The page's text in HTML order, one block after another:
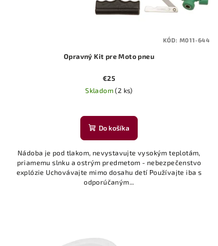
Opravný Kit pre Moto pneu
€25
Skladom(2 ks)
Do košíka
Nádoba je pod tlakom, nevystavujte vysokým teplotám,
priamemu slnku a ostrým predmetom - nebezpečenstvo
explózie Uchovávajte mimo dosahu detí Používajte iba s
odporúčaným...
KÓD: M011-644